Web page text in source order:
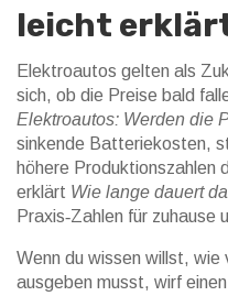
leicht
Elektroautos gelten als
sich, ob die Preise bald
Elektroautos: Werden die
sinkende Batteriekosten,
höhere Produktionszahlen
erklärt Wie lange dauert
Praxis‑Zahlen für zuhause
Wenn du wissen willst, wie
ausgeben musst, wirf